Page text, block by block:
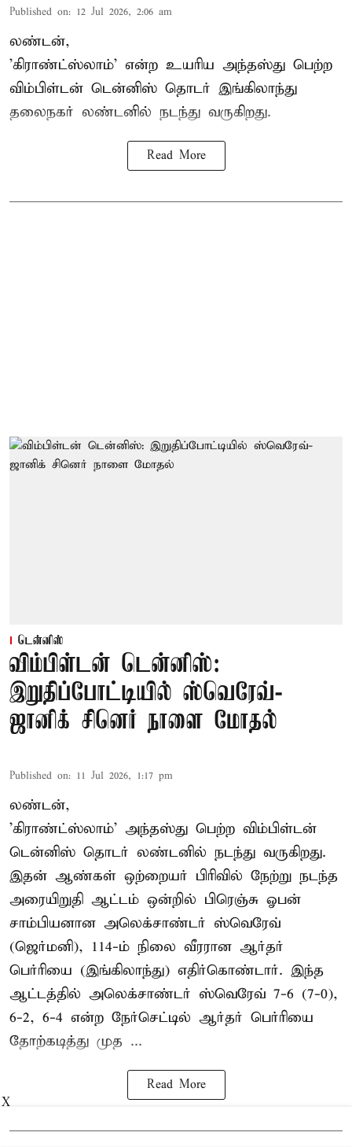
Published on: 12 Jul 2026, 2:06 am
லண்டன்,
'கிராண்ட்ஸ்லாம்' என்ற உயரிய அந்தஸ்து பெற்ற
விம்பிள்டன் டென்னிஸ் தொடர் இங்கிலாந்து
தலைநகர் லண்டனில் நடந்து வருகிறது.
Read More
டென்னிஸ்
விம்பிள்டன் டென்னிஸ்:
இறுதிப்போட்டியில் ஸ்வெரேவ்-
ஜானிக் சினெர் நாளை மோதல்
Published on: 11 Jul 2026, 1:17 pm
லண்டன்,
'கிராண்ட்ஸ்லாம்' அந்தஸ்து பெற்ற விம்பிள்டன்
டென்னிஸ் தொடர் லண்டனில் நடந்து வருகிறது.
இதன் ஆண்கள் ஒற்றையர் பிரிவில் நேற்று நடந்த
அரையிறுதி ஆட்டம் ஒன்றில் பிரெஞ்சு ஓபன்
சாம்பியனான அலெக்சாண்டர் ஸ்வெரேவ்
(ஜெர்மனி), 114-ம் நிலை வீரரான ஆர்தர்
பெர்ரியை (இங்கிலாந்து) எதிர்கொண்டார். இந்த
ஆட்டத்தில் அலெக்சாண்டர் ஸ்வெரேவ் 7-6 (7-0),
6-2, 6-4 என்ற நேர்செட்டில் ஆர்தர் பெர்ரியை
தோற்கடித்து முத ...
Read More
X